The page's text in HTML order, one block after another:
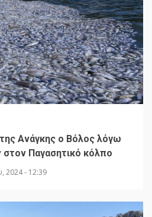
Ανάγκης ο Βόλος λόγω
Παγασητικό κόλπο
2024 - 12:39